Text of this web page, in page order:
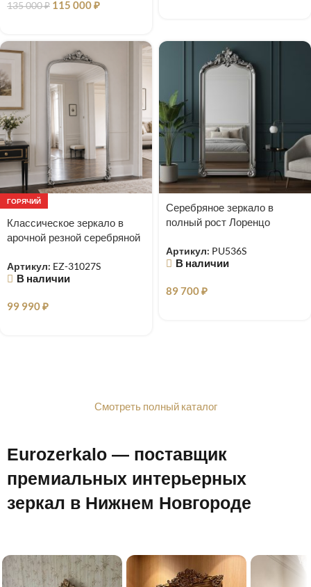
135 000₽ 115 000₽
ГОРЯЧИЙ
Классическое зеркало в
арочной резной серебряной
Артикул: EZ-31027S
В наличии
99 990₽
Серебряное зеркало в
полный рост Лоренцо
Артикул: PU536S
В наличии
89 700₽
Смотреть полный каталог
Eurozerkalo — поставщик
премиальных интерьерных
зеркал в Нижнем Новгороде